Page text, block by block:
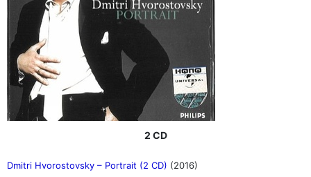
2 CD
Dmitri Hvorostovsky ‎– Portrait (2 CD) (2016)